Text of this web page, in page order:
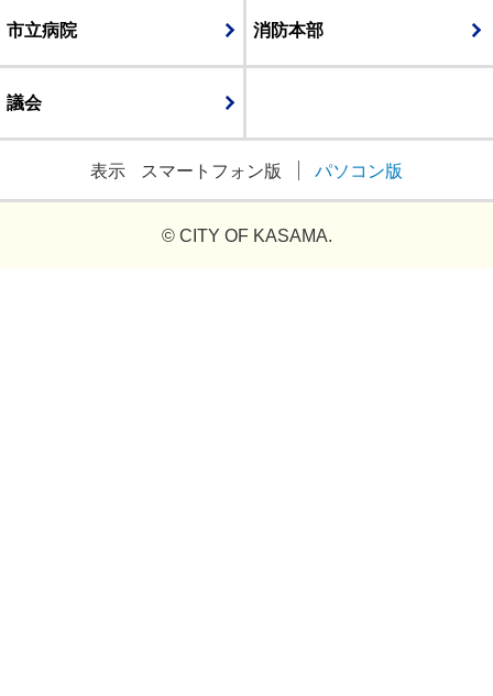
市立病院 消防本部
議会
表示 スマートフォン版 パソコン版
© CITY OF KASAMA.